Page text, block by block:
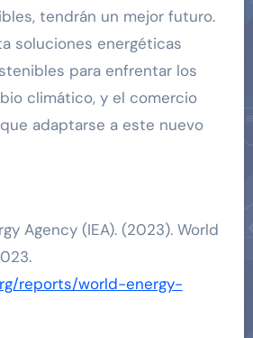
tendrán un mejor futuro.
soluciones energéticas
para enfrentar los
climático, y el comercio
adaptarse a este nuevo
Agency (IEA). (2023). World
reports/world-energy-